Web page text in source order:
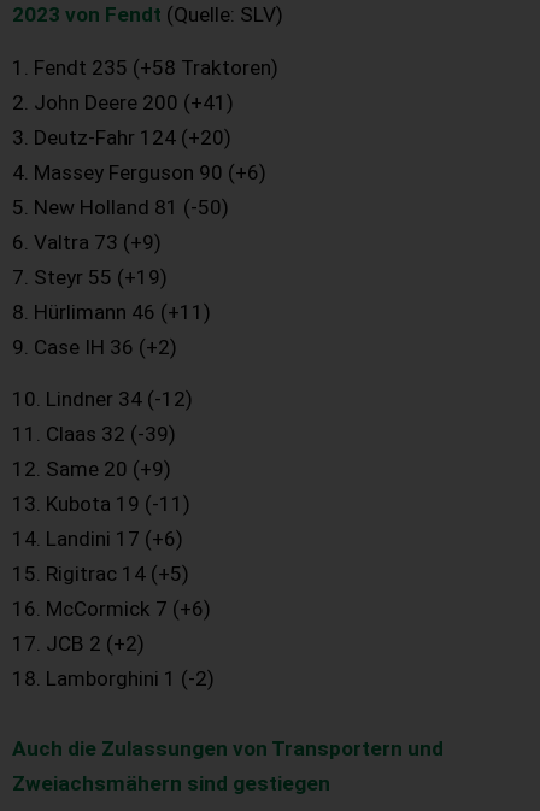
2023 von Fendt (Quelle: SLV)
1. Fendt 235 (+58 Traktoren)
2. John Deere 200 (+41)
3. Deutz-Fahr 124 (+20)
4. Massey Ferguson 90 (+6)
5. New Holland 81 (-50)
6. Valtra 73 (+9)
7. Steyr 55 (+19)
8. Hürlimann 46 (+11)
9. Case IH 36 (+2)
10. Lindner 34 (-12)
11. Claas 32 (-39)
12. Same 20 (+9)
13. Kubota 19 (-11)
14. Landini 17 (+6)
15. Rigitrac 14 (+5)
16. McCormick 7 (+6)
17. JCB 2 (+2)
18. Lamborghini 1 (-2)
Auch die Zulassungen von Transportern und
Zweiachsmähern sind gestiegen